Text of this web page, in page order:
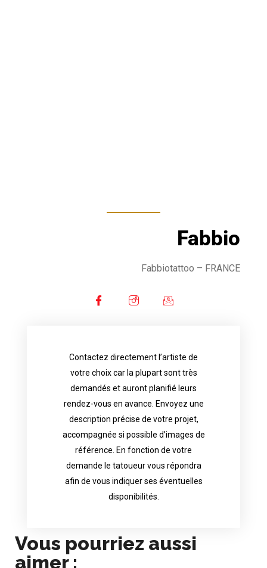
Fabbio
Fabbiotattoo – FRANCE
Contactez directement l’artiste de
votre choix car la plupart sont très
demandés et auront planifié leurs
rendez-vous en avance. Envoyez une
description précise de votre projet,
accompagnée si possible d’images de
référence. En fonction de votre
demande le tatoueur vous répondra
afin de vous indiquer ses éventuelles
disponibilités.
Contact directly the artist of your
choice because most are in great
appointments in advance. Send an
accurate description of your project, if
possible attached with reference
images. Depending your request, the
tattoo artist will answer to tell you his
Vous pourriez aussi
aimer :